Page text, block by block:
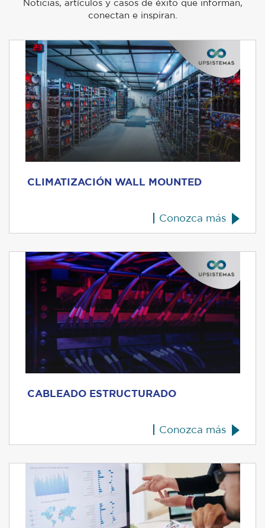
Noticias, artículos y casos de éxito que informan,
conectan e inspiran.
CLIMATIZACIÓN WALL MOUNTED
Conozca más
CABLEADO ESTRUCTURADO
Conozca más